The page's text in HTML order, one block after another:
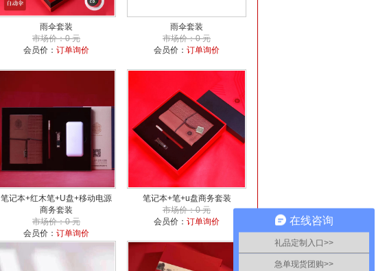
雨伞套装
市场价：0 元
会员价： 订单询价
雨伞套装
市场价：0 元
会员价： 订单询价
笔记本+红木笔+U盘+移动电源
商务套装
市场价：0 元
会员价： 订单询价
笔记本+笔+u盘商务套装
市场价：0 元
会员价： 订单询价 在线咨询
礼品定制入口>>
急单现货团购>>